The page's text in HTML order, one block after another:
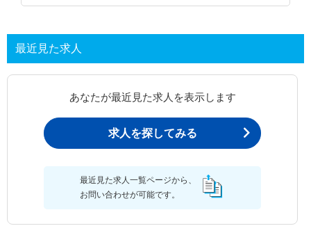
最近見た求人
あなたが最近見た求人を表示します
求人を探してみる
最近見た求人一覧ページから、
お問い合わせが可能です。